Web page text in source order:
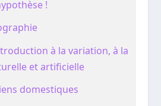
!
à la variation, à la
et artificielle
domestiques